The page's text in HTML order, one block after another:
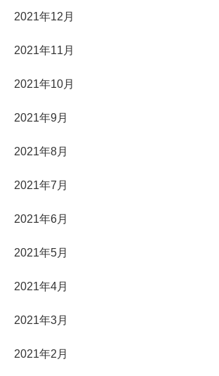
2021年12月
2021年11月
2021年10月
2021年9月
2021年8月
2021年7月
2021年6月
2021年5月
2021年4月
2021年3月
2021年2月